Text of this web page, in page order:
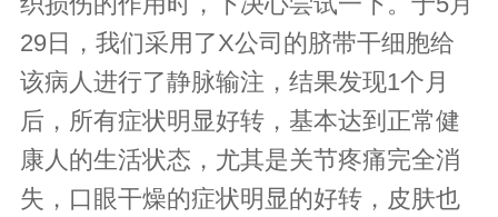
29日，我们采用了X公司的脐带干细胞给
该病人进行了静脉输注，结果发现1个月
后，所有症状明显好转，基本达到正常健
康人的生活状态，尤其是关节疼痛完全消
失，口眼干燥的症状明显的好转，皮肤也